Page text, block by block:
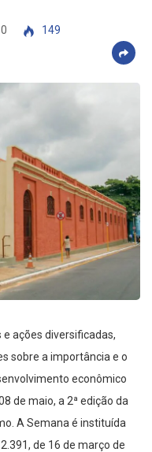
0
149
ações diversificadas,
sobre a importância e o
econômico
de maio, a 2ª edição da
A Semana é instituída
de 16 de março de